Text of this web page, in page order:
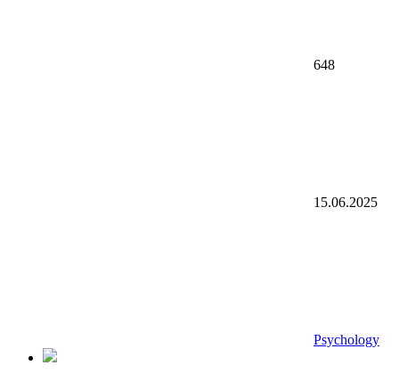
648
15.06.2025
Psychology